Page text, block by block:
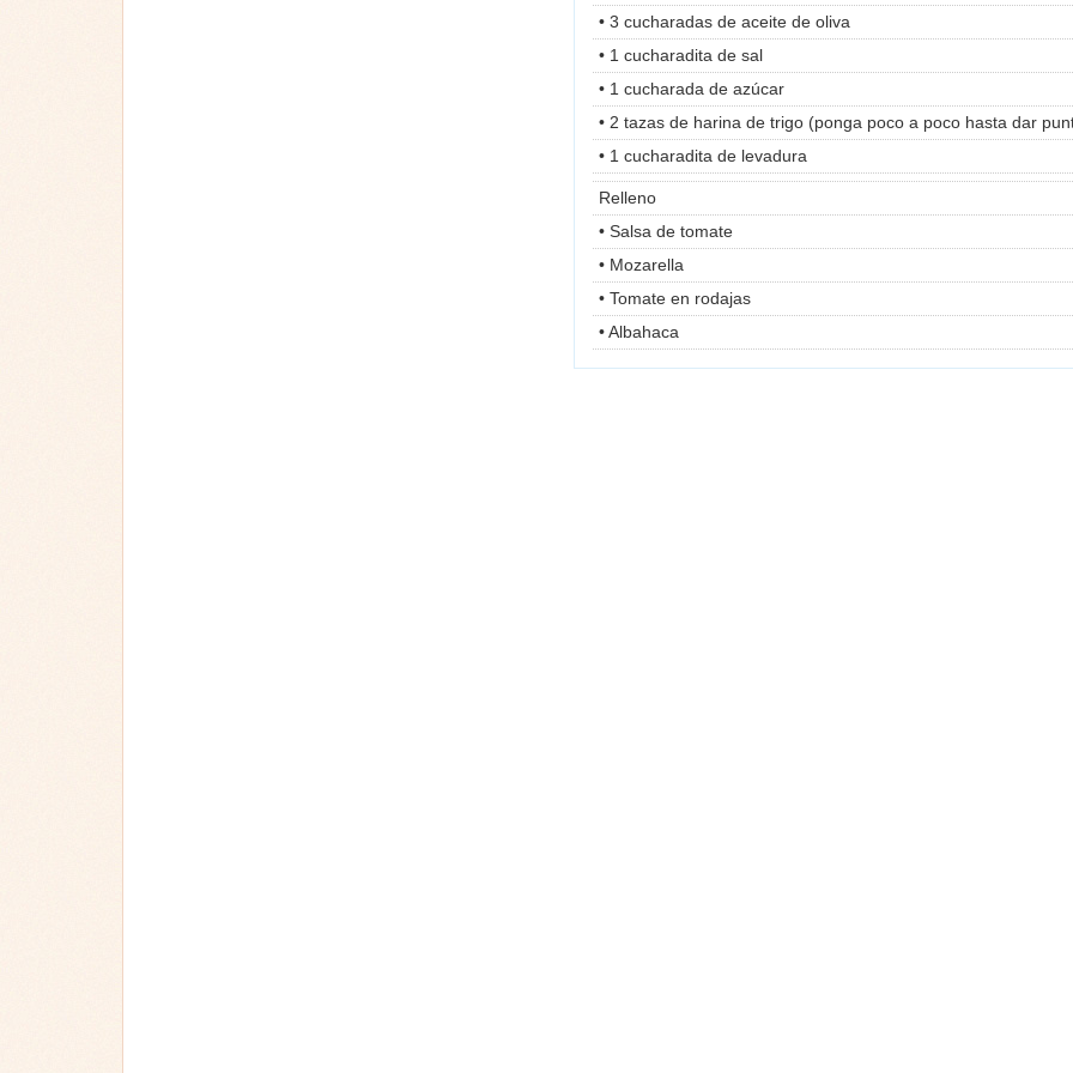
• 3 cucharadas de aceite de oliva
• 1 cucharadita de sal
• 1 cucharada de azúcar
• 2 tazas de harina de trigo (ponga poco a poco hasta dar
• 1 cucharadita de levadura
Relleno
• Salsa de tomate
• Mozarella
• Tomate en rodajas
• Albahaca